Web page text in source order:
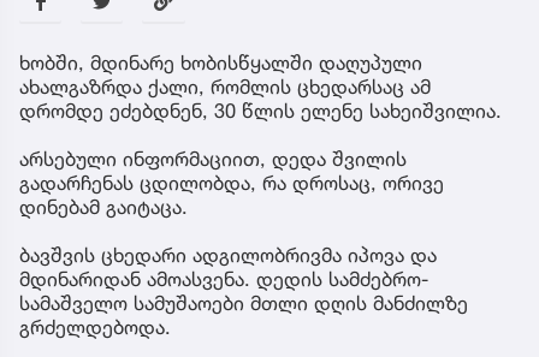
ხობში, მდინარე ხობისწყალში დაღუპული
ახალგაზრდა ქალი, რომლის ცხედარსაც ამ
დრომდე ეძებდნენ, 30 წლის ელენე სახეიშვილია.
არსებული ინფორმაციით, დედა შვილის
გადარჩენას ცდილობდა, რა დროსაც, ორივე
დინებამ გაიტაცა.
ბავშვის ცხედარი ადგილობრივმა იპოვა და
მდინარიდან ამოასვენა. დედის სამძებრო-
სამაშველო სამუშაოები მთლი დღის მანძილზე
გრძელდებოდა.